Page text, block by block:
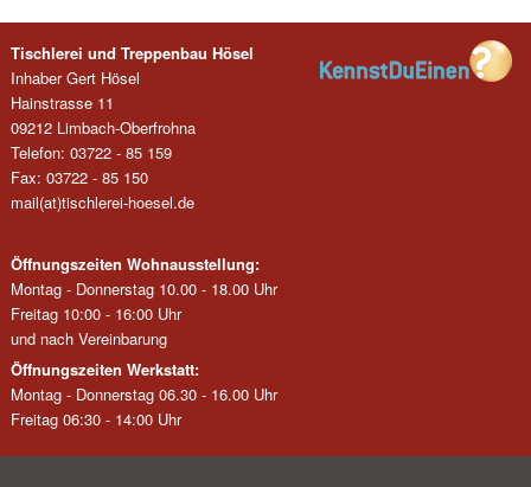
Tischlerei und Treppenbau Hösel
Inhaber Gert Hösel
Hainstrasse 11
09212 Limbach-Oberfrohna
Telefon: 03722 - 85 159
Fax: 03722 - 85 150
mail(at)tischlerei-hoesel.de
Öffnungszeiten Wohnausstellung:
Montag - Donnerstag 10.00 - 18.00 Uhr
Freitag 10:00 - 16:00 Uhr
und nach Vereinbarung
Öffnungszeiten Werkstatt:
Montag - Donnerstag 06.30 - 16.00 Uhr
Freitag 06:30 - 14:00 Uhr